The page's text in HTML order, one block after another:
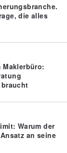
die alles
Warum der
an seine